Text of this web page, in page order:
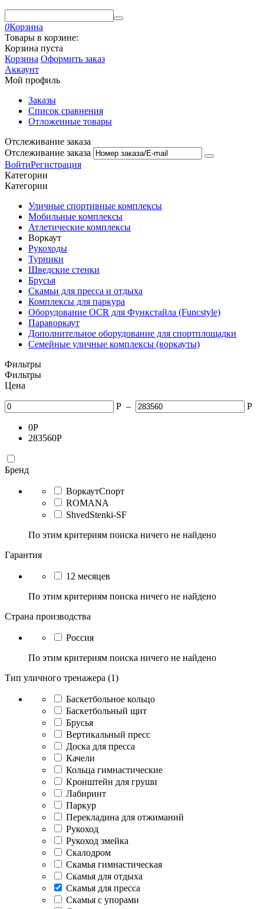
0Корзина
Товары в корзине:
Корзина пуста
Корзина Оформить заказ
Аккаунт
Мой профиль
Заказы
Список сравнения
Отложенные товары
Отслеживание заказа
Отслеживание заказа
ВойтиРегистрация
Категории
Категории
Уличные спортивные комплексы
Мобильные комплексы
Атлетические комплексы
Воркаут
Рукоходы
Турники
Шведские стенки
Брусья
Скамьи для пресса и отдыха
Комплексы для паркура
Оборудование OCR для Функстайла (Funcstyle)
Параворкаут
Дополнительное оборудование для спортплощадки
Семейные уличные комплексы (воркауты)
Фильтры
Фильтры
Цена
Р – Р
0Р
283560Р
Бренд
ВоркаутСпорт
ROMANA
ShvedStenki-SF
По этим критериям поиска ничего не найдено
Гарантия
12 месяцев
По этим критериям поиска ничего не найдено
Страна производства
Россия
По этим критериям поиска ничего не найдено
Тип уличного тренажера (1)
Баскетбольное кольцо
Баскетбольный щит
Брусья
Вертикальный пресс
Доска для пресса
Качели
Кольца гимнастические
Кронштейн для груши
Лабиринт
Паркур
Перекладина для отжиманий
Рукоход
Рукоход змейка
Скалодром
Скамья гимнастическая
Скамья для отдыха
Скамья для пресса
Скамья с упорами